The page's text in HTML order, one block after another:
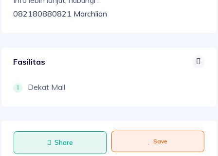
082180880821 Marchlian
Fasilitas
Dekat Mall
Share Save